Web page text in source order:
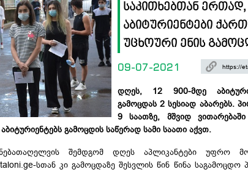
საკითხებთან ერთად,
აბიტურიენტები
უცხოური ენის
09-07-2021
დღეს, 12 900-მდე
გამოცდას 2 სესიად აბარებს.
9 საათზე, მშვიდ
გამოცდის საწერად სამი საათი აქვთ.
შემდგომ დღესაპლიკანტები უფრო
ge-სთანკი გამოცდაზე შესვლის წინ წინა საგამოცდო